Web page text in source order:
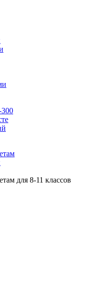
для 8-11 классов